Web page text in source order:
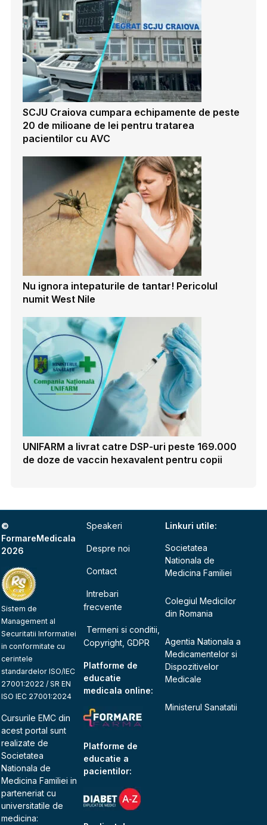
SCJU Craiova cumpara echipamente de peste
20 de milioane de lei pentru tratarea
pacientilor cu AVC
Nu ignora intepaturile de tantar! Pericolul
numit West Nile
UNIFARM a livrat catre DSP-uri peste 169.000
de doze de vaccin hexavalent pentru copii
©
FormareMedicala
2026
Sistem de
Management al
Securitatii Informatiei
in conformitate cu
cerintele
standardelor ISO/IEC
27001:2022 / SR EN
ISO IEC 27001:2024
Cursurile EMC din
acest portal sunt
realizate de
Societatea
Nationala de
Medicina Familiei in
parteneriat cu
universitatile de
medicina:
Speakeri
Despre noi
Contact
Intrebari
frecvente
Termeni si conditii,
Copyright, GDPR
Platforme de
educatie
medicala online:
Platforme de
educatie a
pacientilor:
Linkuri utile:
Societatea
Nationala de
Medicina Familiei
Colegiul Medicilor
din Romania
Agentia Nationala a
Medicamentelor si
Dispozitivelor
Medicale
Ministerul Sanatatii